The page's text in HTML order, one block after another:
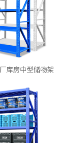
库房中型储物架